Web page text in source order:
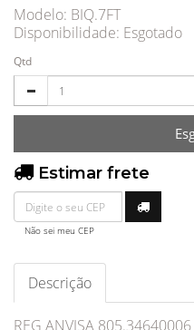
Modelo: BIQ.7FT
Disponibilidade: Esgotado
Qtd
Estimar frete
Não sei meu CEP
Descrição
REG ANVISA 805.34640006